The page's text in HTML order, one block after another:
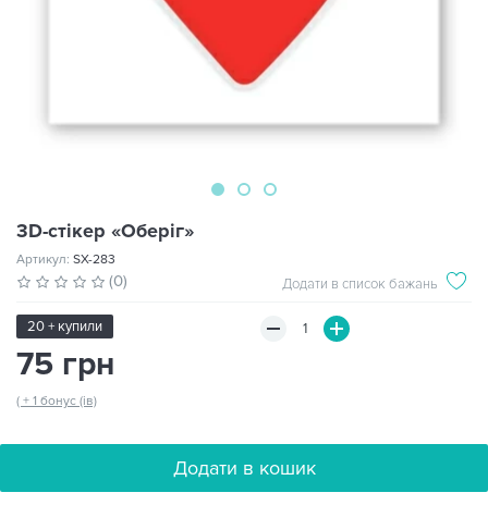
3D-стікер «Оберіг»
Артикул: SX-283
(0) Додати в список бажань
20 + купили
75 грн
( + 1 бонус (ів)
Додати в кошик